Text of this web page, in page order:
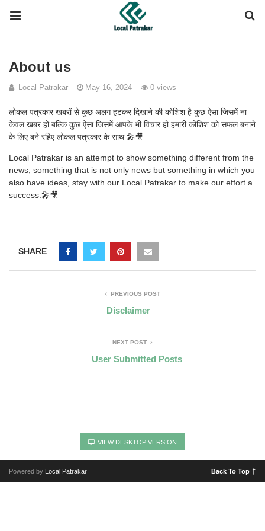
About us
Local Patrakar May 16, 2024 0 views
लोकल पत्रकार खबरों से कुछ अलग हटकर दिखाने की कोशिश है कुछ ऐसा जिसमें ना
केवल खबर हो बल्कि कुछ ऐसा जिसमें आपके भी विचार हो हमारी कोशिश को सफल बनाने
के लिए बने रहिए लोकल पत्रकार के साथ 🎤🎥
Local Patrakar is an attempt to show something different from the
news, something that is not only news but something in which you
also have ideas, stay with our Local Patrakar to make our effort a
success.🎤🎥
SHARE
PREVIOUS POST
Disclaimer
NEXT POST
User Submitted Posts
VIEW DESKTOP VERSION
Powered by Local Patrakar Back To Top